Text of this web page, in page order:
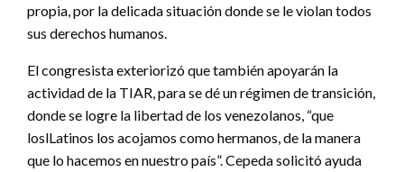
propia, por la delicada situación donde se le violan todos
sus derechos humanos.
El congresista exteriorizó que también apoyarán la
actividad de la TIAR, para se dé un régimen de transición,
donde se logre la libertad de los venezolanos, “que
loslLatinos los acojamos como hermanos, de la manera
que lo hacemos en nuestro país”. Cepeda solicitó ayuda